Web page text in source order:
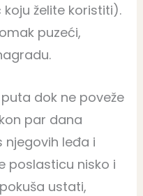
želite koristiti).
puzeći,
dok ne poveže
par dana
njegovih leđa i
poslasticu nisko i
ustati,